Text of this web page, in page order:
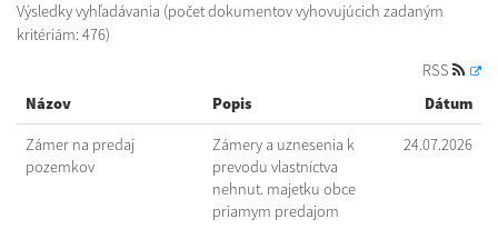
Výsledky vyhľadávania (počet dokumentov vyhovujúcich zadaným
kritériám: 476)
RSS
Názov
Popis Dátum
Zámer na predaj
pozemkov
Zámery a uznesenia k
prevodu vlastníctva
nehnut. majetku obce
priamym predajom
24.07.2026